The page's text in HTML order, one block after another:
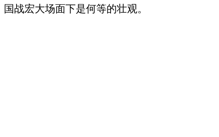
国战宏大场面下是何等的壮观。